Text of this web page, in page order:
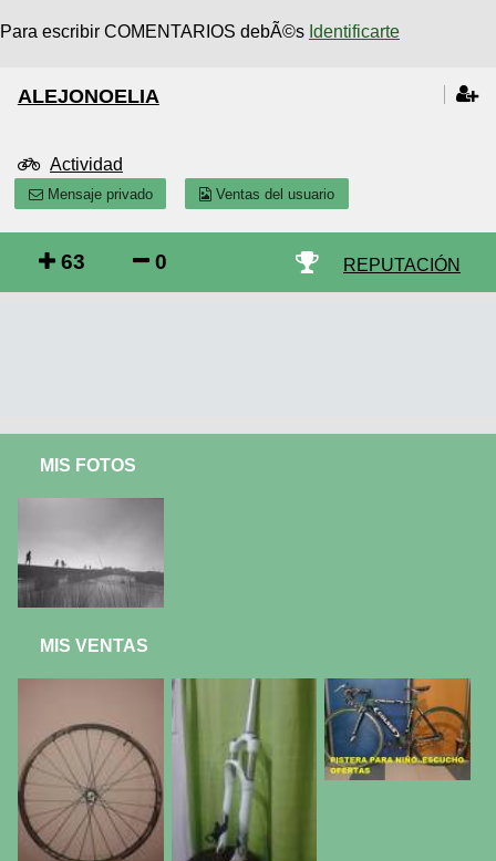
Para escribir COMENTARIOS debÃ©s Identificarte
ALEJONOELIA
Actividad
Mensaje privado Ventas del usuario
63 0 REPUTACIÓN
MIS FOTOS
MIS VENTAS